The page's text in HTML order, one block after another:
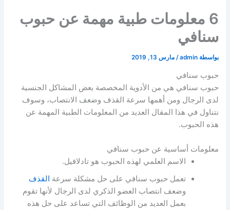
6 معلومات طبية مهمة عن حبوب
سنافي
بواسطة admin
/مارس 13, 2019
حبوب سنافي
حبوب سنافي هي من الأدوية المخصصة بعض المشاكل الجنسية
لدى الرجال ومن أهمها سرعة القذف وضعف الانتصاب، وسوف
نتناول في هذا المقال العديد من المعلومات الطبية المهمة عن
هذه الحبوب.
معلومات أساسية عن حبوب سنافي
الاسم العلمي لهذه الحبوب هو تادلافيل.
تعمل حبوب سنافي على حل مشكلة سرعة القذف
وضعف انتصاب العضو الذكري لدى الرجال لأنها تقوم
بعمل العديد من الوظائف التي تساعد على حل هذه